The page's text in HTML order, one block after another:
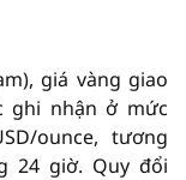
giá vàng giao
ghi nhận ở mức
ounce, tương
24 giờ. Quy đổi